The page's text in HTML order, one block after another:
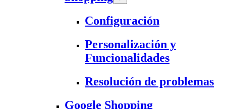
Configuración
Personalización y
Funcionalidades
Resolución de problemas
Google Shopping